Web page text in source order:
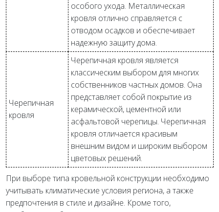
особого ухода. Металлическая
кровля отлично справляется с
отводом осадков и обеспечивает
надежную защиту дома.
Черепичная
кровля
Черепичная кровля является
классическим выбором для многих
собственников частных домов. Она
представляет собой покрытие из
керамической, цементной или
асфальтовой черепицы. Черепичная
кровля отличается красивым
внешним видом и широким выбором
цветовых решений.
При выборе типа кровельной конструкции необходимо
учитывать климатические условия региона, а также
предпочтения в стиле и дизайне. Кроме того,